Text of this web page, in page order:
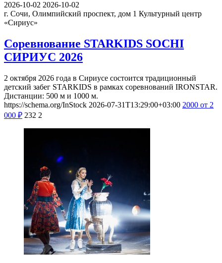
2026-10-02 2026-10-02
г. Сочи, Олимпийский проспект, дом 1 Культурный центр
«Сириус»
Соревнование STARKIDS SOCHI
СИРИУС 2026
2 октября 2026 года в Сириусе состоится традиционный
детский забег STARKIDS в рамках соревнований IRONSTAR.
Дистанции: 500 м и 1000 м.
https://schema.org/InStock 2026-07-31T13:29:00+03:00 2000 от 2
000 ₽ 232 2